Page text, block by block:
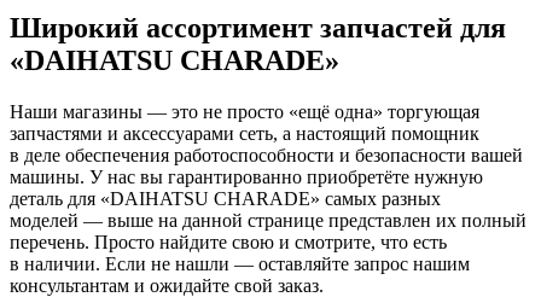
Широкий ассортимент запчастей для
«DAIHATSU CHARADE»
Наши магазины — это не просто «ещё одна» торгующая
запчастями и аксессуарами сеть, а настоящий помощник
в деле обеспечения работоспособности и безопасности вашей
машины. У нас вы гарантированно приобретёте нужную
деталь для «DAIHATSU CHARADE» самых разных
моделей — выше на данной странице представлен их полный
перечень. Просто найдите свою и смотрите, что есть
в наличии. Если не нашли — оставляйте запрос нашим
консультантам и ожидайте свой заказ.